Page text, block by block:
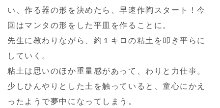
い、作る器の形を決めたら、早速作陶スタート！今
回はマンタの形をした平皿を作ることに。
先生に教わりながら、約１キロの粘土を叩き平らに
していく。
粘土は思いのほか重量感があって、わりと力仕事。
少しひんやりとした土を触っていると、童心にかえ
ったようで夢中になってしまう。